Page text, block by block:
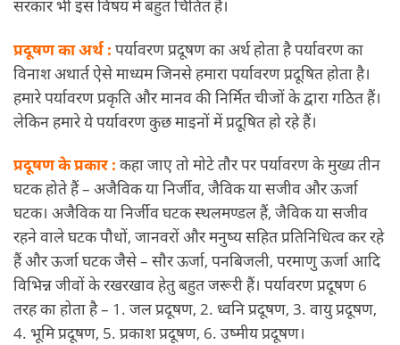
सरकार भी इस विषय में बहुत चिंतित है।
प्रदूषण का अर्थ : पर्यावरण प्रदूषण का अर्थ होता है पर्यावरण का
विनाश अथार्त ऐसे माध्यम जिनसे हमारा पर्यावरण प्रदूषित होता है।
हमारे पर्यावरण प्रकृति और मानव की निर्मित चीजों के द्वारा गठित हैं।
लेकिन हमारे ये पर्यावरण कुछ माइनों में प्रदूषित हो रहे हैं।
प्रदूषण के प्रकार : कहा जाए तो मोटे तौर पर पर्यावरण के मुख्य तीन
घटक होते हैं – अजैविक या निर्जीव, जैविक या सजीव और ऊर्जा
घटक। अजैविक या निर्जीव घटक स्थलमण्डल हैं, जैविक या सजीव
रहने वाले घटक पौधों, जानवरों और मनुष्य सहित प्रतिनिधित्व कर रहे
हैं और ऊर्जा घटक जैसे – सौर ऊर्जा, पनबिजली, परमाणु ऊर्जा आदि
विभिन्न जीवों के रखरखाव हेतु बहुत जरूरी हैं। पर्यावरण प्रदूषण 6
तरह का होता है – 1. जल प्रदूषण, 2. ध्वनि प्रदूषण, 3. वायु प्रदूषण,
4. भूमि प्रदूषण, 5. प्रकाश प्रदूषण, 6. उष्मीय प्रदूषण।